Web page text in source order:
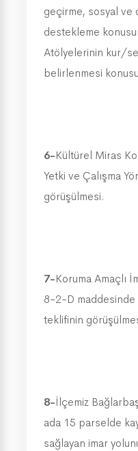
geçirme, sosyal ve
destekleme
Atölyelerinin kur/
belirlenmesi
6-Kültürel Miras
Yetki ve Çalışma
görüşülmesi.
7-Koruma Amaçlı
8-2-D maddesinde
teklifinin
8-İlçemiz
ada 15 parselde
sağlayan imar